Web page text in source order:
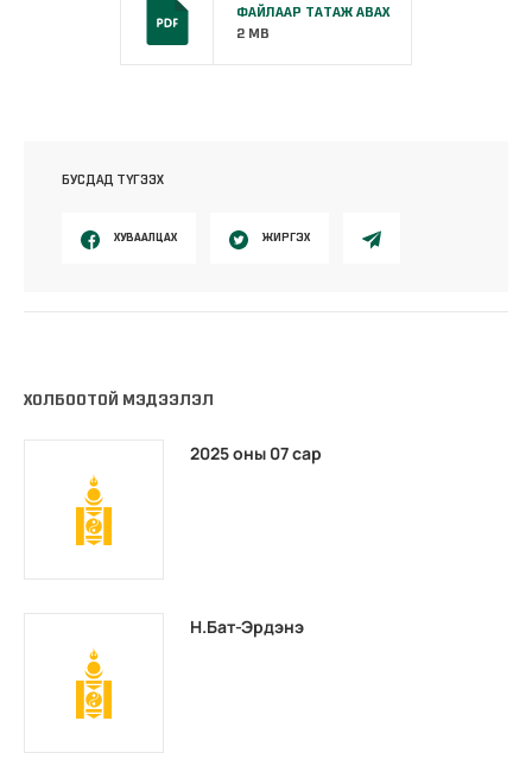
ФАЙЛААР ТАТАЖ АВАХ
2 MB
БУСДАД ТҮГЭЭХ
ХУВААЛЦАХ ЖИРГЭХ
ХОЛБООТОЙ МЭДЭЭЛЭЛ
2025 оны 07 сар
Н.Бат-Эрдэнэ